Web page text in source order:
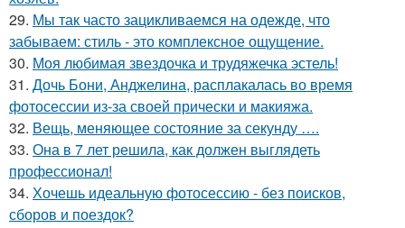
29. Мы так часто зацикливаемся на одежде, что
забываем: стиль - это комплексное ощущение.
30. Моя любимая звездочка и трудяжечка эстель!
31. Дочь Бони, Анджелина, расплакалась во время
фотосессии из-за своей прически и макияжа.
32. Вещь, меняющее состояние за секунду ….
33. Она в 7 лет решила, как должен выглядеть
профессионал!
34. Хочешь идеальную фотосессию - без поисков,
сборов и поездок?